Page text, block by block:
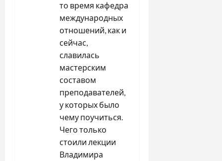
то время кафедра
международных
отношений, как и
сейчас,
славилась
мастерским
составом
преподавателей,
у которых было
чему поучиться.
Чего только
стоили лекции
Владимира